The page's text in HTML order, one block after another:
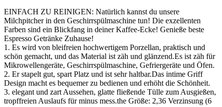
EINFACH ZU REINIGEN: Natürlich kannst du unsere
Milchpitcher in den Geschirrspülmaschine tun! Die exzellenten
Farben sind ein Blickfang in deiner Kaffee-Ecke! Genieße beste
Espresso Getränke Zuhause!
1. Es wird von bleifreien hochwertigem Porzellan, praktisch und
schön gemacht, und das Material ist zäh und glänzend.Es ist zäh für
Mikrowellengeräte, Geschirrspülmaschine, Gefriergeräte und Öfen.
2. Er stapelt gut, spart Platz und ist sehr haltbar.Das intime Griff
Design macht es bequemer zu bedienen und erhöht die Schönheit.
3. elegant und zart Aussehen, glatte fließende Tülle zum Ausgießen,
tropffreien Auslaufs für minus mess.the Größe: 2,36 Verzinsung (6